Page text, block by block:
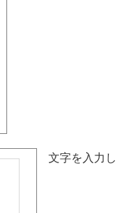
文字を入力